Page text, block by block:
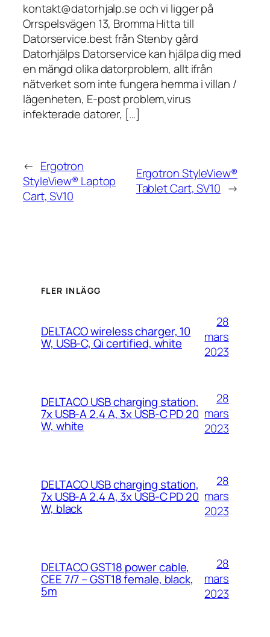
kontakt@datorhjalp.se och vi ligger på
Orrspelsvägen 13, Bromma Hitta till
Datorservice.best från Stenby gård
Datorhjälps Datorservice kan hjälpa dig med
en mängd olika datorproblem, allt ifrån
nätverket som inte fungera hemma i villan /
lägenheten, E-post problem,virus
infekterade datorer, […]
← Ergotron
StyleView® Laptop
Cart, SV10
Ergotron StyleView®
Tablet Cart, SV10 →
FLER INLÄGG
DELTACO wireless charger, 10
W, USB-C, Qi certified, white
28
mars
2023
DELTACO USB charging station,
7x USB-A 2.4 A, 3x USB-C PD 20
W, white
28
mars
2023
DELTACO USB charging station,
7x USB-A 2.4 A, 3x USB-C PD 20
W, black
28
mars
2023
DELTACO GST18 power cable,
CEE 7/7 – GST18 female, black,
5m
28
mars
2023